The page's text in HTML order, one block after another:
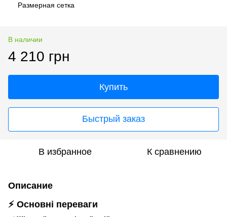
Размерная сетка
В наличии
4 210 грн
Купить
Быстрый заказ
В избранное К сравнению
Описание
⚡ Основні переваги